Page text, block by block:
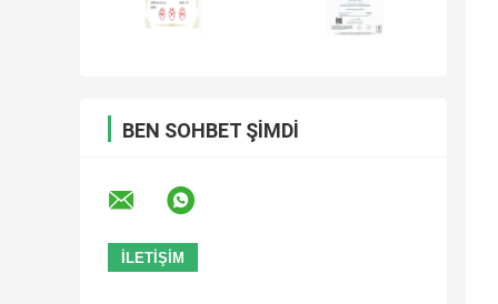
BEN SOHBET ŞIMDI